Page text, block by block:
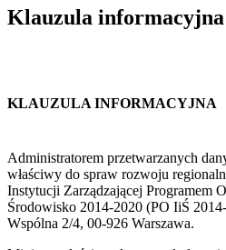
Klauzula
KLAUZULA INFORMACYJNA
Administratorem przetwarzanych
właściwy do spraw rozwoju
Instytucji Zarządzającej Programem
Środowisko 2014-2020 (PO IiŚ
Wspólna 2/4, 00-926 Warszawa.